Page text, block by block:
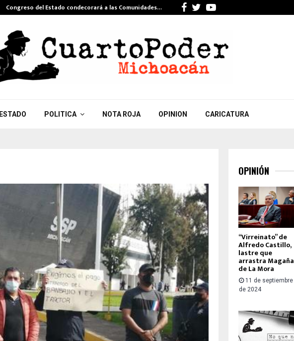
Congreso del Estado condecorará a las Comunidades… Facebook
TwitterYoutube
ESTADO POLITICA NOTA ROJA OPINION CARICATURA
OPINIÓN
“Virreinato” de
Alfredo Castillo,
lastre que
arrastra Magaña
de La Mora
11 de septiembre
de 2024